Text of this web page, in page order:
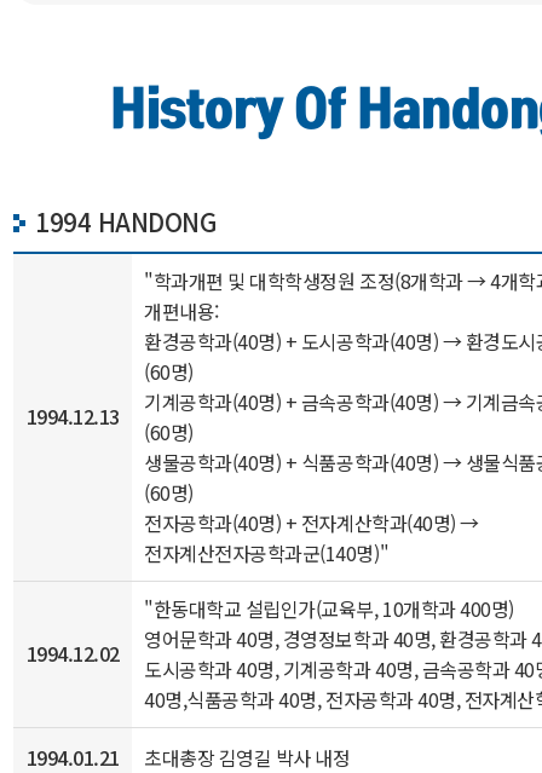
History Of
1994 HANDONG
1994.12.13
"학과개편 및 대학학생정원 조정(8개학과 → 4개학
개편내용:
환경공학과(40명) + 도시공학과(40명) → 환경도시
(60명)
기계공학과(40명) + 금속공학과(40명) → 기계금속
(60명)
생물공학과(40명) + 식품공학과(40명) → 생물식품
(60명)
전자공학과(40명) + 전자계산학과(40명) →
전자계산전자공학과군(140명)"
1994.12.02
"한동대학교 설립인가(교육부, 10개학과 400명)
영어문학과 40명, 경영정보학과 40명, 환경공학과
도시공학과 40명, 기계공학과 40명, 금속공학과 40
40명,식품공학과 40명, 전자공학과 40명, 전자계
1994.01.21
초대총장 김영길 박사 내정